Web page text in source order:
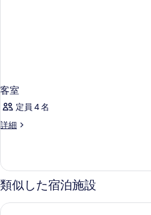
客室
定員 4 名
詳細
客
細
類似した宿泊施設
フォーポインツ フレックス by シ